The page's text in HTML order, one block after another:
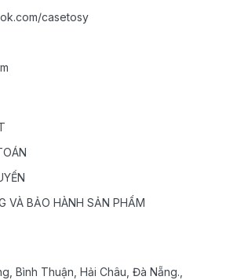
casetosy
VÀ BẢO HÀNH SẢN PHẨM
Bình Thuận, Hải Châu, Đà Nẵng.,